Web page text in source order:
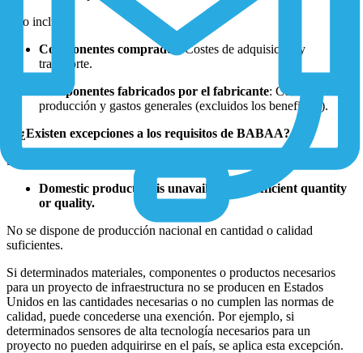
Esto incluye:
Componentes comprados
: Costes de adquisición y
transporte.
Componentes fabricados por el fabricante: Costes de
producción y gastos generales (excluidos los beneficios).
4. ¿Existen excepciones a los requisitos de BABAA?
Sí, BABAA permite excepciones en los casos en que:
Domestic production is unavailable in sufficient quantity
or quality.
No se dispone de producción nacional en cantidad o calidad
suficientes.
Si determinados materiales, componentes o productos necesarios
para un proyecto de infraestructura no se producen en Estados
Unidos en las cantidades necesarias o no cumplen las normas de
calidad, puede concederse una exención. Por ejemplo, si
determinados sensores de alta tecnología necesarios para un
proyecto no pueden adquirirse en el país, se aplica esta excepción.